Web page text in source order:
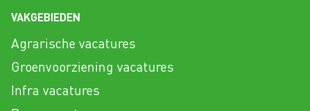
VAKGEBIEDEN
Agrarische vacatures
Groenvoorziening vacatures
Infra vacatures